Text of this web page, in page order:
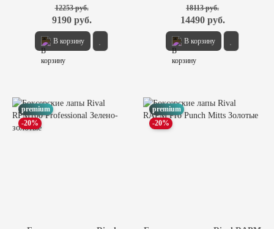
В корзину
12253 руб.
9190 руб.
В корзину
18113 руб.
14490 руб.
premium
-20%
premium
-20%